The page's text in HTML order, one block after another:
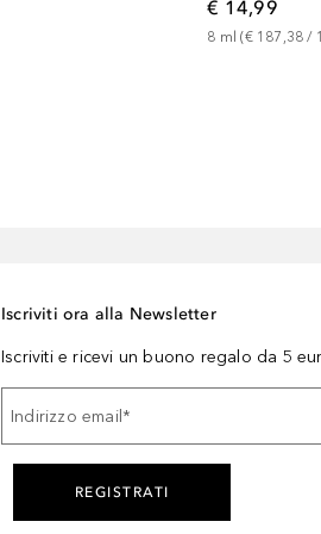
€ 14,99
8 ml (€ 187,38 /
Iscriviti ora alla Newsletter
Iscriviti e ricevi un buono regalo da 5
Indirizzo email *
REGISTRATI